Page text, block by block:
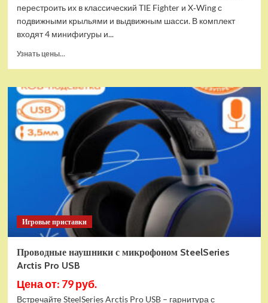
перестроить их в классический TIE Fighter и X‑Wing с
подвижными крыльями и выдвижным шасси. В комплект
входят 4 минифигуры и...
Узнать цены...
(EU)
Конструктор
LEGO
Star
Wars
Истребитель
и
гибрид
X-
Wing
(75393)
Игровые приставки
Проводные наушники с микрофоном SteelSeries
Arctis Pro USB
Цена от: 79 руб.
Встречайте SteelSeries Arctis Pro USB – гарнитура с